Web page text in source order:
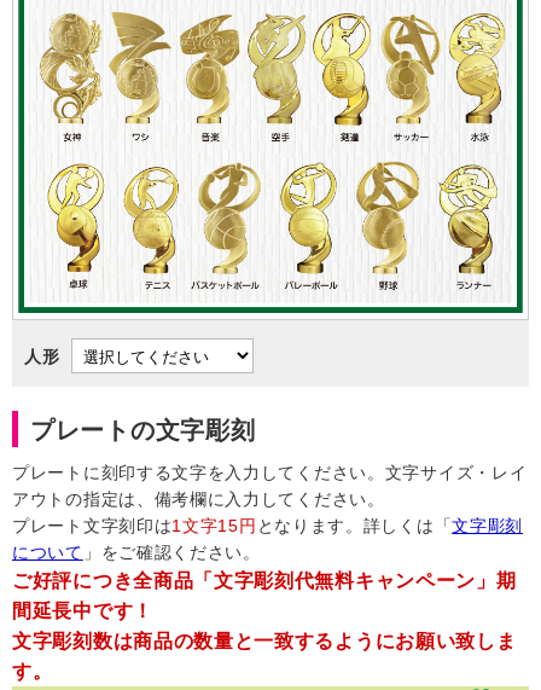
人形
プレートの文字彫刻
プレートに刻印する文字を入力してください。文字サイズ・レイ
アウトの指定は、備考欄に入力してください。
プレート文字刻印は1文字15円 となります。詳しくは「文字彫刻
について 」をご確認ください。
ご好評につき全商品「文字彫刻代無料キャンペーン」期
間延長中です！
文字彫刻数は商品の数量と一致するようにお願い致しま
す。